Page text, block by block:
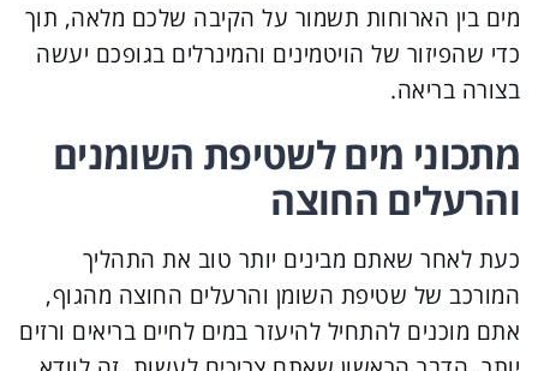
מים בין הארוחות תשמור על הקיבה שלכם מלאה, תוך
כדי שהפיזור של הויטמינים והמינרלים בגופכם יעשה
בצורה בריאה.
מתכוני מים לשטיפת השומנים
והרעלים החוצה
כעת לאחר שאתם מבינים יותר טוב את התהליך
המורכב של שטיפת השומן והרעלים החוצה מהגוף,
אתם מוכנים להתחיל להיעזר במים לחיים בריאים ורזים